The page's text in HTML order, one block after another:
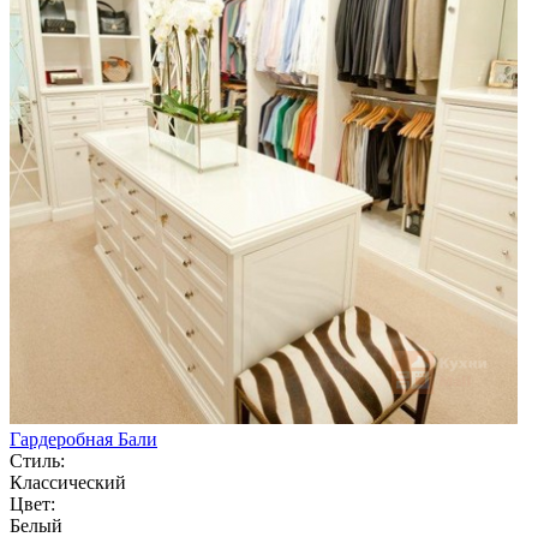
Гардеробная Бали
Стиль:
Классический
Цвет:
Белый